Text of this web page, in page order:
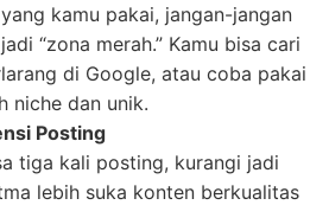
kamu pakai, jangan-jangan
“zona merah.” Kamu bisa cari
di Google, atau coba pakai
niche dan unik.
Posting
tiga kali posting, kurangi jadi
lebih suka konten berkualitas